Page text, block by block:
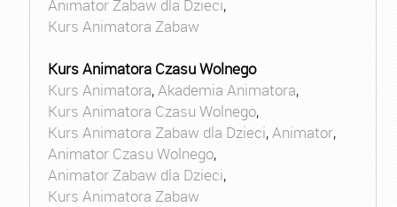
Animator Zabaw dla Dzieci,
Kurs Animatora Zabaw
Kurs Animatora Czasu Wolnego
Kurs Animatora,Akademia Animatora,
Kurs Animatora Czasu Wolnego,
Kurs Animatora Zabaw dla Dzieci,Animator,
Animator Czasu Wolnego,
Animator Zabaw dla Dzieci,
Kurs Animatora Zabaw